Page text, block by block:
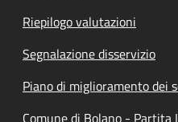
Riepilogo valutazioni
Segnalazione disservizio
Piano di miglioramento dei
Comune di Bolano - Partita